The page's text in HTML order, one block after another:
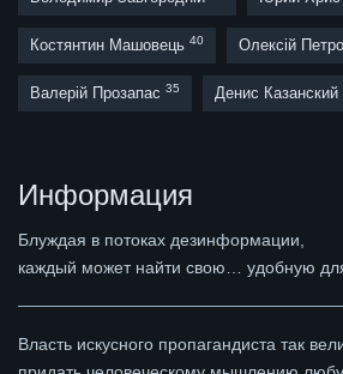
Костянтин Машовець 40 Олексій
Валерій Прозапас 35 Денис Казанский
Информация
Блуждая в потоках дезинформации,
каждый может найти свою… удобную
Власть искусного пропагандиста так